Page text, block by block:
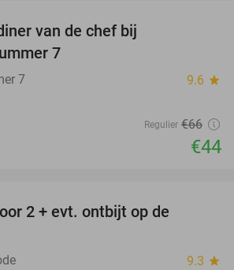
van de chef bij
7
7 9.6 star
Regulier €66
€44
2 + evt. ontbijt op de
9.3 star